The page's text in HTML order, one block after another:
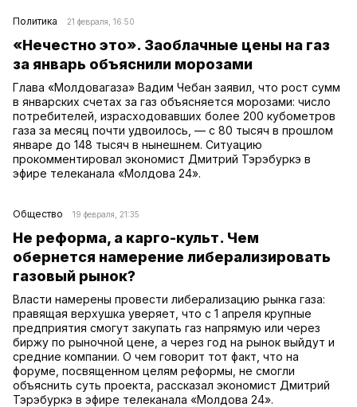
Политика 21 февраля, 16:50
«Нечестно это». Заоблачные цены на газ
за январь объяснили морозами
Глава «Молдовагаза» Вадим Чебан заявил, что рост сумм
в январских счетах за газ объясняется морозами: число
потребителей, израсходовавших более 200 кубометров
газа за месяц почти удвоилось, — с 80 тысяч в прошлом
январе до 148 тысяч в нынешнем. Ситуацию
прокомментировал экономист Дмитрий Тэрэбуркэ в
эфире телеканала «Молдова 24».
Общество 19 февраля, 21:35
Не реформа, а карго-культ. Чем
обернется намерение либерализировать
газовый рынок?
Власти намерены провести либерализацию рынка газа:
правящая верхушка уверяет, что с 1 апреля крупные
предприятия смогут закупать газ напрямую или через
биржу по рыночной цене, а через год на рынок выйдут и
средние компании. О чем говорит тот факт, что на
форуме, посвященном целям реформы, не смогли
объяснить суть проекта, рассказал экономист Дмитрий
Тэрэбуркэ в эфире телеканала «Молдова 24».